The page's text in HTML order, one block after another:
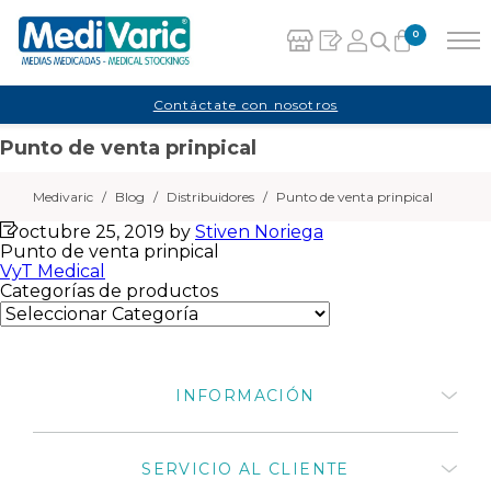
0
Carrito
No hay productos en el carrito.
Contáctate con nosotros
Punto de venta prinpical
Medivaric / Blog / Distribuidores / Punto de venta prinpical
octubre 25, 2019 by Stiven Noriega
Punto de venta prinpical
Navegación
de
entradas
VyT Medical
Categorías de productos
INFORMACIÓN
Quiénes somos
SERVICIO AL CLIENTE